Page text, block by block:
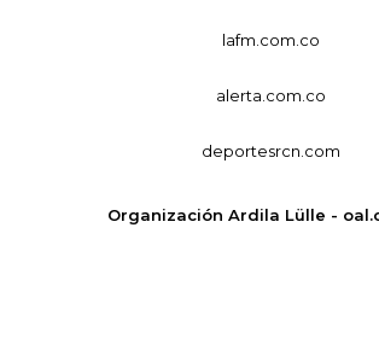
lafm.com.co
alerta.com.co
deportesrcn.com
Organización Ardila Lülle -